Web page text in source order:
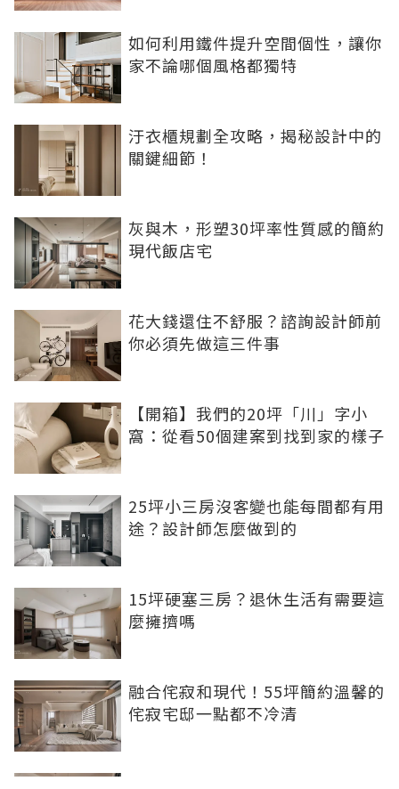
如何利用鐵件提升空間個性，讓你
家不論哪個風格都獨特
汙衣櫃規劃全攻略，揭秘設計中的
關鍵細節！
灰與木，形塑30坪率性質感的簡約
現代飯店宅
花大錢還住不舒服？諮詢設計師前
你必須先做這三件事
【開箱】我們的20坪「川」字小
窩：從看50個建案到找到家的樣子
25坪小三房沒客變也能每間都有用
途？設計師怎麼做到的
15坪硬塞三房？退休生活有需要這
麼擁擠嗎
融合侘寂和現代！55坪簡約溫馨的
侘寂宅邸一點都不冷清